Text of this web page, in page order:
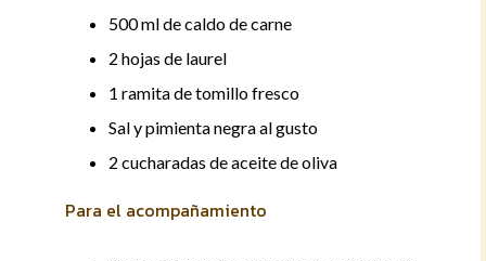
500 ml de caldo de carne
2 hojas de laurel
1 ramita de tomillo fresco
Sal y pimienta negra al gusto
2 cucharadas de aceite de oliva
Para el acompañamiento